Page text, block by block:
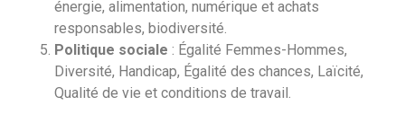
énergie, alimentation, numérique et achats
responsables, biodiversité.
Politique sociale : Égalité Femmes-Hommes,
Diversité, Handicap, Égalité des chances, Laïcité,
Qualité de vie et conditions de travail.